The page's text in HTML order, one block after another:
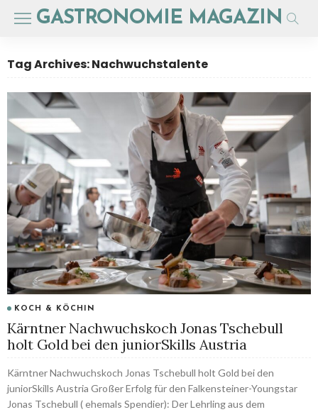
GASTRONOMIE MAGAZIN
Tag Archives: Nachwuchstalente
KOCH & KÖCHIN
Kärntner Nachwuchskoch Jonas Tschebull
holt Gold bei den juniorSkills Austria
Kärntner Nachwuchskoch Jonas Tschebull holt Gold bei den
juniorSkills Austria Großer Erfolg für den Falkensteiner-Youngstar
Jonas Tschebull ( ehemals Spendier): Der Lehrling aus dem